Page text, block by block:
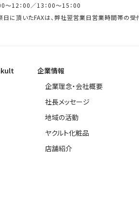
～12：00／13：00～15：00
日に頂いたFAXは、弊社翌営業日営業時間帯の受
企業情報
企業理念・会社概要
社長メッセージ
地域の活動
ヤクルト化粧品
店舗紹介